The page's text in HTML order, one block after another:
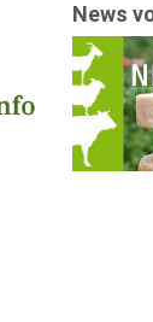
News